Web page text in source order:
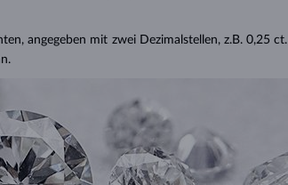
angegeben mit zwei Dezimalstellen, z.B. 0,25 ct.